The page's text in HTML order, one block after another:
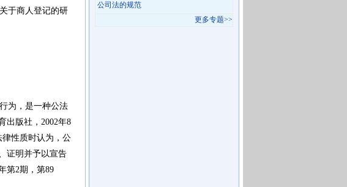
于商人登记的研
为，是一种公法
出版社，2002年8
性质时认为，公
证明并予以宣告
第2期，第89
公司法的规范
更多专题>>